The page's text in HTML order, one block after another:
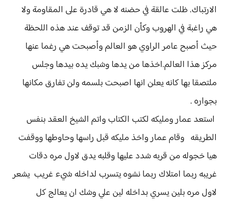
الارتباك. ظلت عالقة في حضنه لا هي قادرة على المقاومة ولا
هي راغبة في الهروب وكأن الزمن قد توقف عند هذه اللحظة
حيث أصبح عامر الراوي هو العالم وأصبحت هي رغما عنها
مركز هذا العالم.اخذها من يدها وشبك يده بيدها وجلس
ملتصقا بها كانه يعلن انها اصبحت بلسمه ولن تفارق مكانها
بجواره .
استعد عمار ومليكه لكتب الكتاب واتم الشيخ العقد بنفس
الطريقه وقام عمار واخذ مليكه قبل راسها وحاوطها ووقفت
هيا خجوله من قربه شدد عليها وقلبه يدق لاول مره دقات
غريبه ربما امتلاك ربما نشوه يتسرب لداخله شيء غريب يشعر
لاول مره بلين يسري بداخله لين علي وشك ان يعالج كل